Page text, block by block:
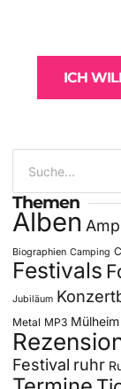
ICH
Themen
Alben
Biographien Camping
Festivals
Jubiläum
Metal MP3 Mülheim
Festival ruhr